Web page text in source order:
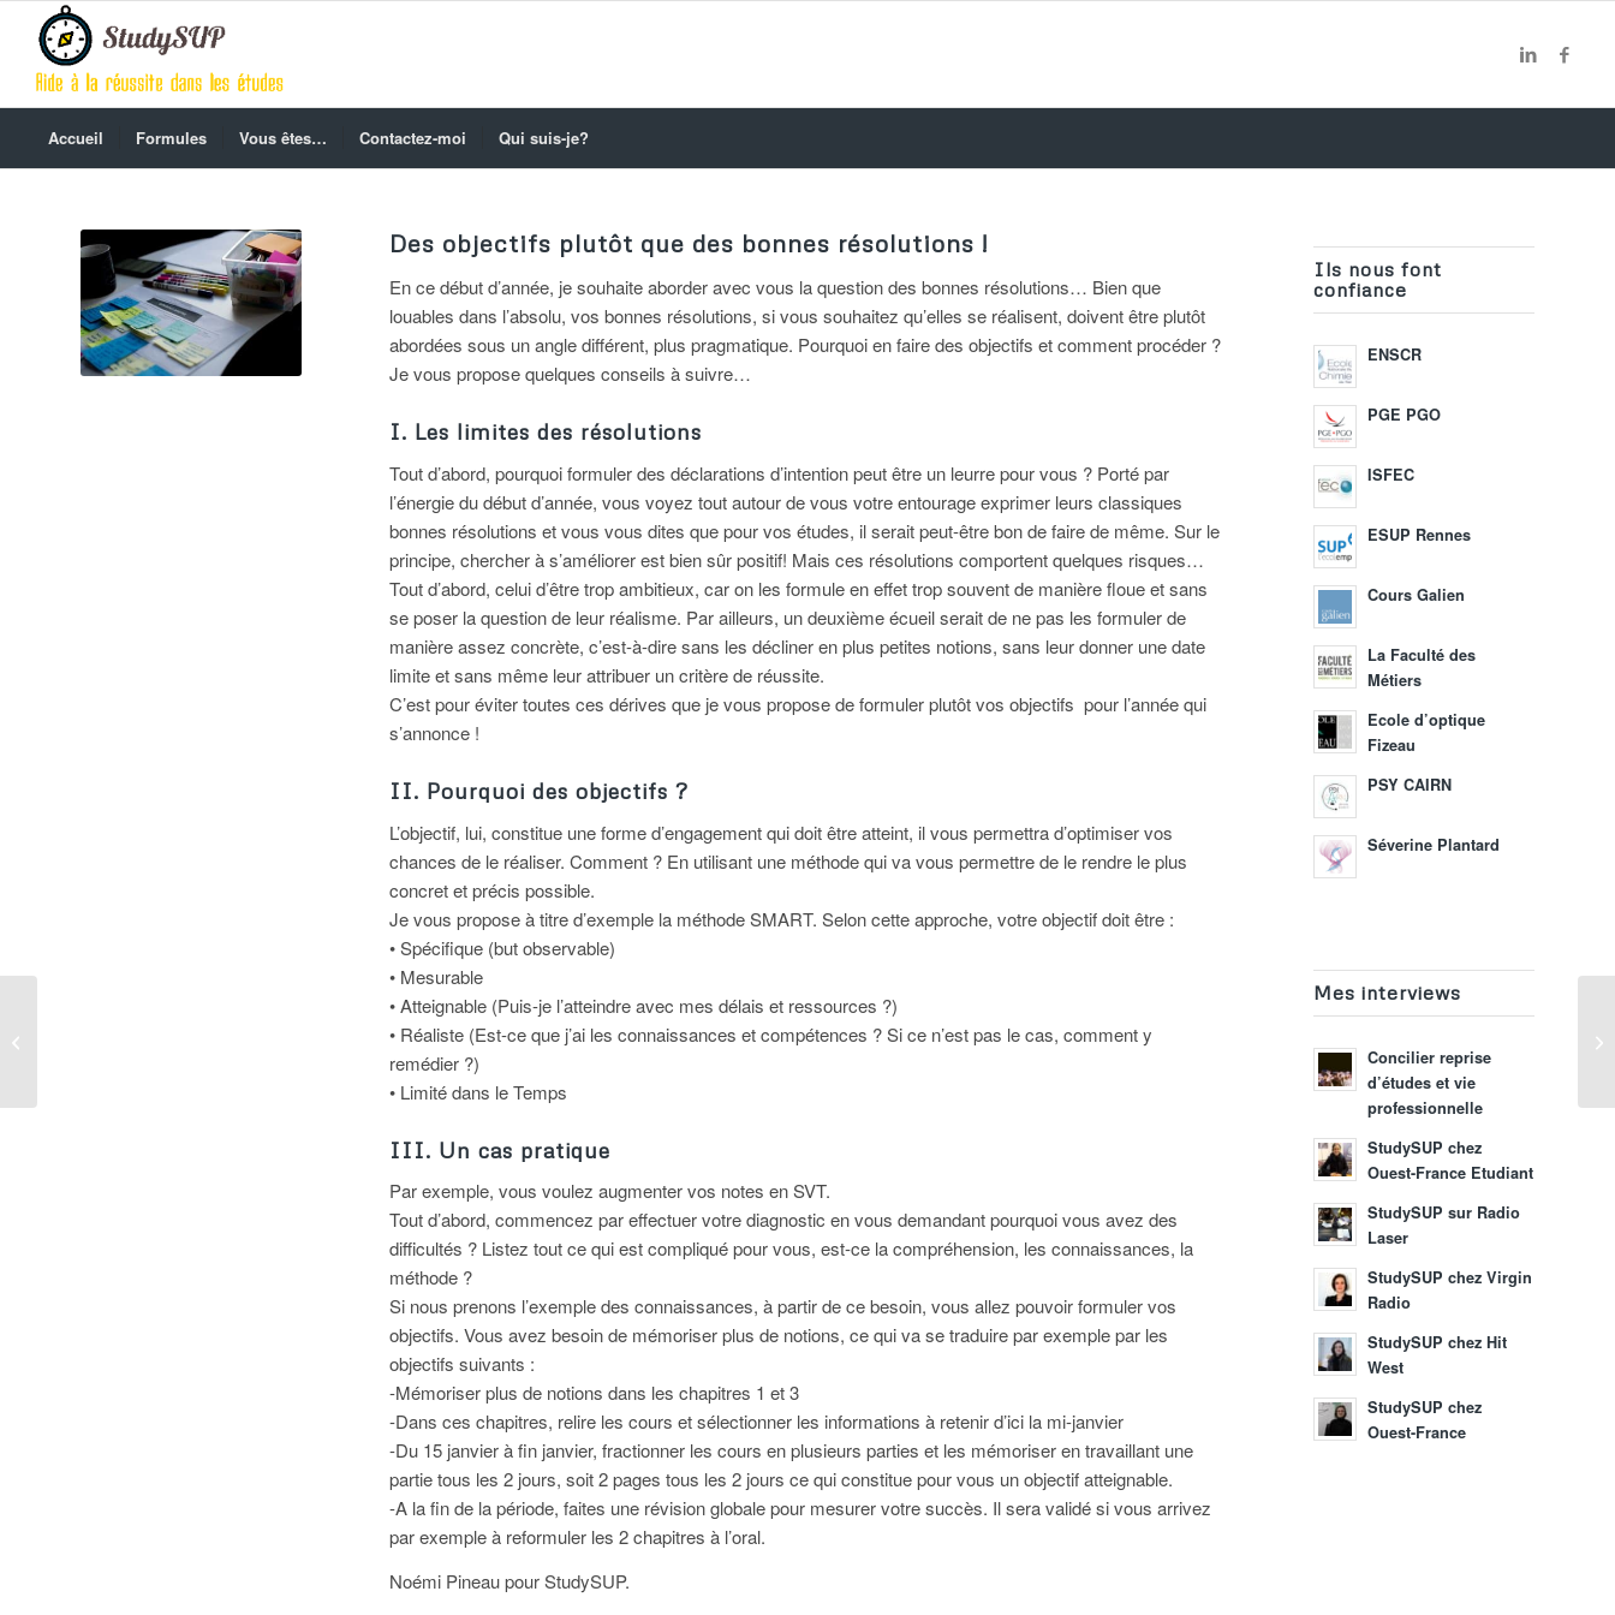
Accueil Formules Vous êtes… Contactez-moi Qui suis-je?
Des objectifs plutôt que des bonnes résolutions !
En ce début d’année, je souhaite aborder avec vous la question des bonnes résolutions… Bien que
louables dans l’absolu, vos bonnes résolutions, si vous souhaitez qu’elles se réalisent, doivent être plutôt
abordées sous un angle différent, plus pragmatique. Pourquoi en faire des objectifs et comment procéder ?
Je vous propose quelques conseils à suivre…
I. Les limites des résolutions
Tout d’abord, pourquoi formuler des déclarations d’intention peut être un leurre pour vous ? Porté par
l’énergie du début d’année, vous voyez tout autour de vous votre entourage exprimer leurs classiques
bonnes résolutions et vous vous dites que pour vos études, il serait peut-être bon de faire de même. Sur le
principe, chercher à s’améliorer est bien sûr positif! Mais ces résolutions comportent quelques risques…
Tout d’abord, celui d’être trop ambitieux, car on les formule en effet trop souvent de manière floue et sans
se poser la question de leur réalisme. Par ailleurs, un deuxième écueil serait de ne pas les formuler de
manière assez concrète, c’est-à-dire sans les décliner en plus petites notions, sans leur donner une date
limite et sans même leur attribuer un critère de réussite.
C’est pour éviter toutes ces dérives que je vous propose de formuler plutôt vos objectifs pour l’année qui
s’annonce !
II. Pourquoi des objectifs ?
L’objectif, lui, constitue une forme d’engagement qui doit être atteint, il vous permettra d’optimiser vos
chances de le réaliser. Comment ? En utilisant une méthode qui va vous permettre de le rendre le plus
concret et précis possible.
Je vous propose à titre d’exemple la méthode SMART. Selon cette approche, votre objectif doit être :
• Spécifique (but observable)
• Mesurable
• Atteignable (Puis-je l’atteindre avec mes délais et ressources ?)
• Réaliste (Est-ce que j’ai les connaissances et compétences ? Si ce n’est pas le cas, comment y
remédier ?)
• Limité dans le Temps
III. Un cas pratique
Par exemple, vous voulez augmenter vos notes en SVT.
Tout d’abord, commencez par effectuer votre diagnostic en vous demandant pourquoi vous avez des
difficultés ? Listez tout ce qui est compliqué pour vous, est-ce la compréhension, les connaissances, la
méthode ?
Si nous prenons l’exemple des connaissances, à partir de ce besoin, vous allez pouvoir formuler vos
objectifs. Vous avez besoin de mémoriser plus de notions, ce qui va se traduire par exemple par les
objectifs suivants :
-Mémoriser plus de notions dans les chapitres 1 et 3
-Dans ces chapitres, relire les cours et sélectionner les informations à retenir d’ici la mi-janvier
-Du 15 janvier à fin janvier, fractionner les cours en plusieurs parties et les mémoriser en travaillant une
partie tous les 2 jours, soit 2 pages tous les 2 jours ce qui constitue pour vous un objectif atteignable.
-A la fin de la période, faites une révision globale pour mesurer votre succès. Il sera validé si vous arrivez
par exemple à reformuler les 2 chapitres à l’oral.
Noémi Pineau pour StudySUP.
Ils nous font
confiance
ENSCR
PGE PGO
ISFEC
ESUP Rennes
Cours Galien
La Faculté des
Métiers
Ecole d’optique
Fizeau
PSY CAIRN
Séverine Plantard
Mes interviews
Concilier reprise
d’études et vie
professionnelle
StudySUP chez
Ouest-France Etudiant
StudySUP sur Radio
Laser
StudySUP chez Virgin
Radio
StudySUP chez Hit
West
StudySUP chez
Ouest-France